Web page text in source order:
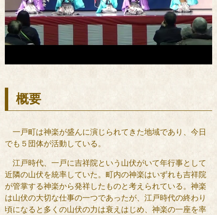
概要
一戸町は神楽が盛んに演じられてきた地域であり、今日
でも５団体が活動している。
江戸時代、一戸に吉祥院という山伏がいて年行事として
近隣の山伏を統率していた。町内の神楽はいずれも吉祥院
が管掌する神楽から発祥したものと考えられている。神楽
は山伏の大切な仕事の一つであったが、江戸時代の終わり
頃になると多くの山伏の力は衰えはじめ、神楽の一座を率